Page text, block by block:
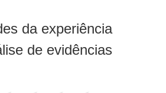
da experiência
de evidências